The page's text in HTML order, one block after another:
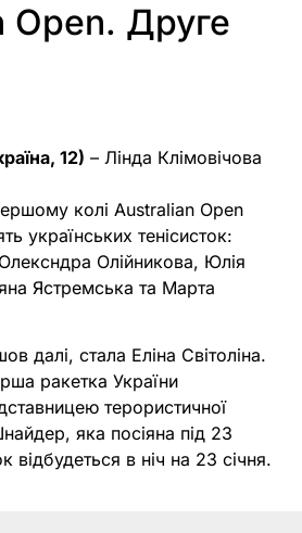
Open. Друге
12) – Лінда Клімовічова
колі Australian Open
українських тенісисток:
Олексндра Олійникова, Юлія
Ястремська та Марта
далі, стала Еліна Світоліна.
ракетка України
терористичної
яка посіяна під 23
в ніч на 23 січня.